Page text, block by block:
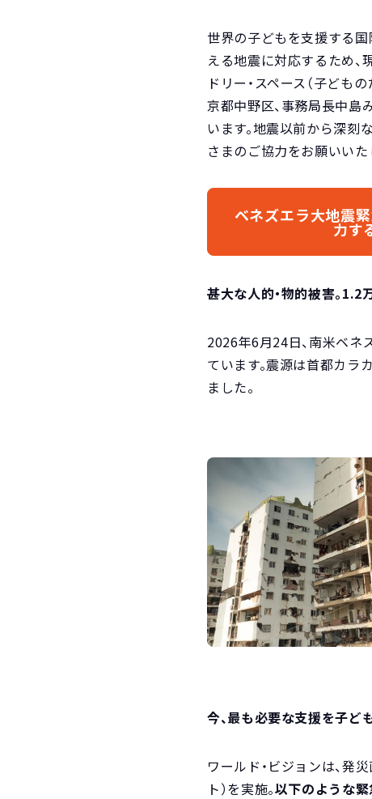
世界の子どもを支援する
える地震に対応するため、
ドリー・スペース（子ども
京都中野区、事務局長中島
います。地震以前から深刻
さまのご協力をお願いいた
ベネズエラ大地震
力す
甚大な人的・物的被害。
2026年6月24日、南米ベ
ています。震源は首都カ
ました。
今、最も必要な支援を子ど
ワールド・ビジョンは、発
ト）を実施。以下のような